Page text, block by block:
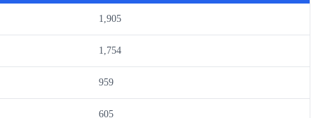
1,905
1,754
959
605